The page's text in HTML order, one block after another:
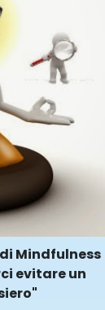
Mindfulness
evitare un